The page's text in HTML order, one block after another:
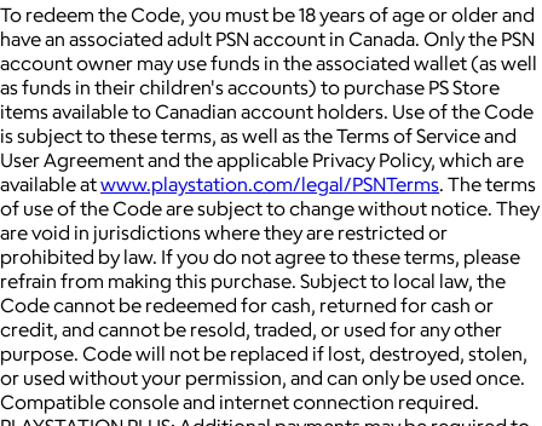
To redeem the Code, you must be 18 years of age or older and
have an associated adult PSN account in Canada. Only the PSN
account owner may use funds in the associated wallet (as well
as funds in their children's accounts) to purchase PS Store
items available to Canadian account holders. Use of the Code
is subject to these terms, as well as the Terms of Service and
User Agreement and the applicable Privacy Policy, which are
available atwww.playstation.com/legal/PSNTerms. The terms
of use of the Code are subject to change without notice. They
are void in jurisdictions where they are restricted or
prohibited by law. If you do not agree to these terms, please
refrain from making this purchase. Subject to local law, the
Code cannot be redeemed for cash, returned for cash or
credit, and cannot be resold, traded, or used for any other
purpose. Code will not be replaced if lost, destroyed, stolen,
or used without your permission, and can only be used once.
Compatible console and internet connection required.